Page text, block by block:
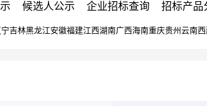
候选人公示 企业招标查询 招标产品
吉林黑龙江安徽福建江西湖南广西海南重庆贵州 云南